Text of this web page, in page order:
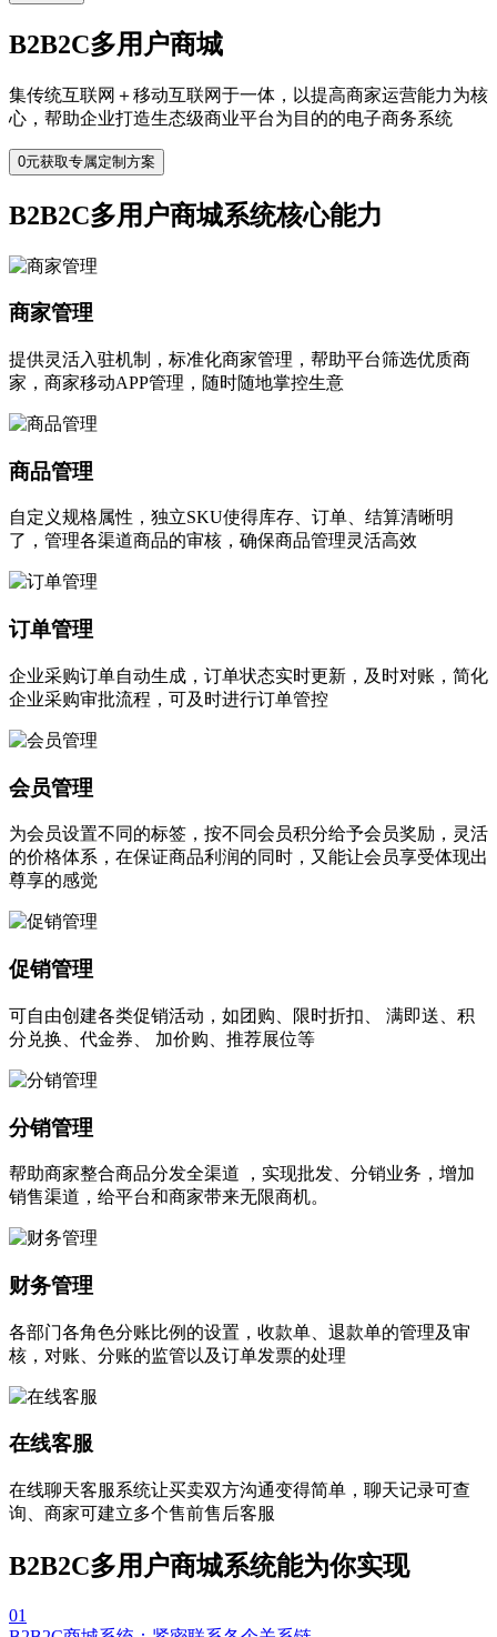
B2B2C多用户商城
集传统互联网＋移动互联网于一体，以提高商家运营能力为核
心，帮助企业打造生态级商业平台为目的的电子商务系统
0元获取专属定制方案
B2B2C多用户商城系统核心能力
商家管理
提供灵活入驻机制，标准化商家管理，帮助平台筛选优质商
家，商家移动APP管理，随时随地掌控生意
商品管理
自定义规格属性，独立SKU使得库存、订单、结算清晰明
了，管理各渠道商品的审核，确保商品管理灵活高效
订单管理
企业采购订单自动生成，订单状态实时更新，及时对账，简化
企业采购审批流程，可及时进行订单管控
会员管理
为会员设置不同的标签，按不同会员积分给予会员奖励，灵活
的价格体系，在保证商品利润的同时，又能让会员享受体现出
尊享的感觉
促销管理
可自由创建各类促销活动，如团购、限时折扣、 满即送、积
分兑换、代金券、 加价购、推荐展位等
分销管理
帮助商家整合商品分发全渠道 ，实现批发、分销业务，增加
销售渠道，给平台和商家带来无限商机。
财务管理
各部门各角色分账比例的设置，收款单、退款单的管理及审
核，对账、分账的监管以及订单发票的处理
在线客服
在线聊天客服系统让买卖双方沟通变得简单，聊天记录可查
询、商家可建立多个售前售后客服
B2B2C多用户商城系统能为你实现
01